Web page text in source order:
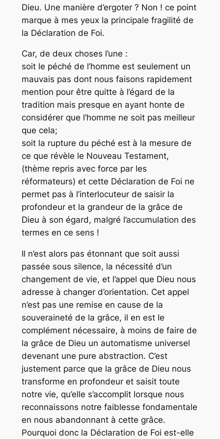
Dieu. Une manière d’ergoter ? Non ! ce point
marque à mes yeux la principale fragilité de
la Déclaration de Foi.
Car, de deux choses l’une :
soit le péché de l’homme est seulement un
mauvais pas dont nous faisons rapidement
mention pour être quitte à l’égard de la
tradition mais presque en ayant honte de
considérer que l’homme ne soit pas meilleur
que cela;
soit la rupture du péché est à la mesure de
ce que révèle le Nouveau Testament,
(thème repris avec force par les
réformateurs) et cette Déclaration de Foi ne
permet pas à l’interlocuteur de saisir la
profondeur et la grandeur de la grâce de
Dieu à son égard, malgré l’accumulation des
termes en ce sens !
Il n’est alors pas étonnant que soit aussi
passée sous silence, la nécessité d’un
changement de vie, et l’appel que Dieu nous
adresse à changer d’orientation. Cet appel
n’est pas une remise en cause de la
souveraineté de la grâce, il en est le
complément nécessaire, à moins de faire de
la grâce de Dieu un automatisme universel
devenant une pure abstraction. C’est
justement parce que la grâce de Dieu nous
transforme en profondeur et saisit toute
notre vie, qu’elle s’accomplit lorsque nous
reconnaissons notre faiblesse fondamentale
en nous abandonnant à cette grâce.
Pourquoi donc la Déclaration de Foi est-elle